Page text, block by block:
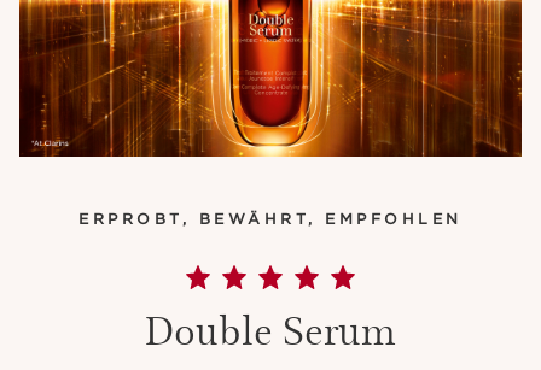
ERPROBT, BEWÄHRT, EMPFOHLEN
Double Serum